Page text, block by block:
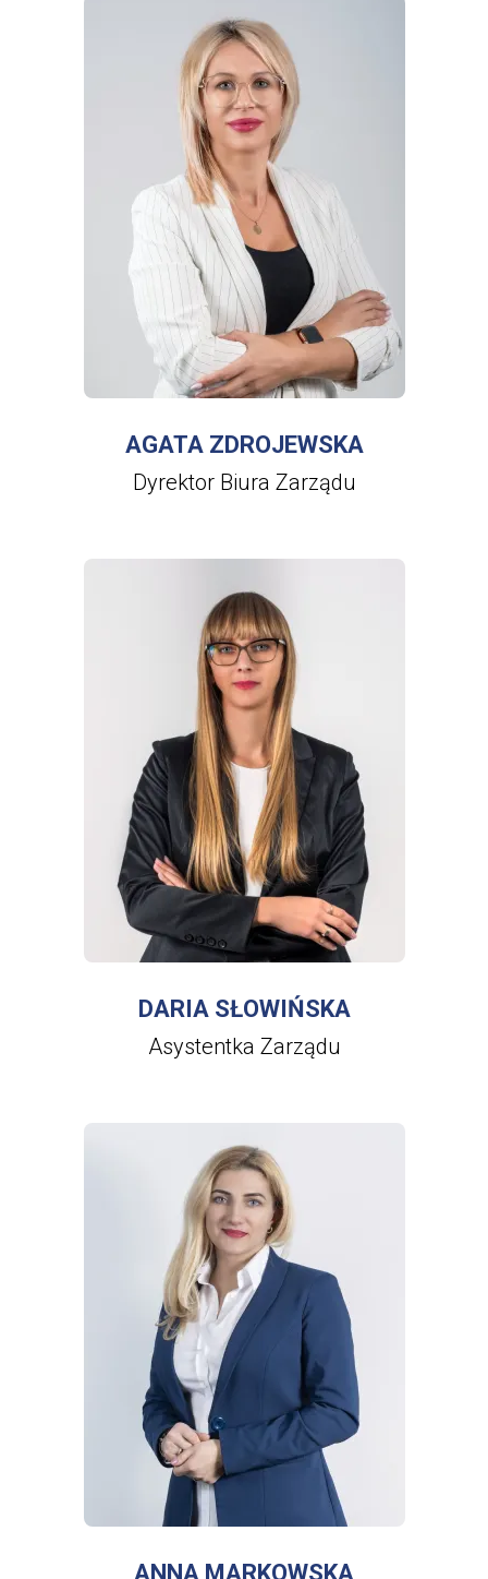
WIĘCEJ INFORMACJIO
AGATA
ZDROJEWSKA
AGATA ZDROJEWSKA
Dyrektor Biura Zarządu
WIĘCEJ INFORMACJI
O
DARIA
SŁOWIŃSKA
DARIA SŁOWIŃSKA
Asystentka Zarządu
WIĘCEJ INFORMACJI
O
ANNA
MARKOWSKA
ANNA MARKOWSKA